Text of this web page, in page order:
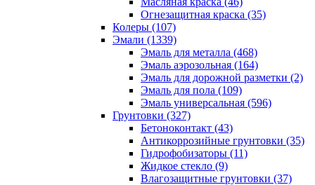
Огнезащитная краска (35)
Колеры (107)
Эмали (1339)
Эмаль для металла (468)
Эмаль аэрозольная (164)
Эмаль для дорожной разметки (2)
Эмаль для пола (109)
Эмаль универсальная (596)
Грунтовки (327)
Бетоноконтакт (43)
Антикоррозийные грунтовки (35)
Гидрофобизаторы (11)
Жидкое стекло (9)
Влагозащитные грунтовки (37)